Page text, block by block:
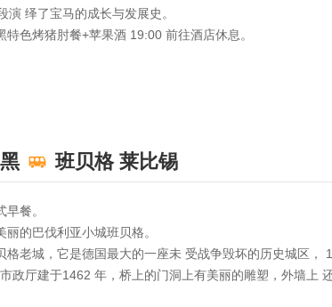
演 绎了宝马的成长与发展史。
特色烤猪肘餐+苹果酒 19:00 前往酒店休息。
班贝格 莱比锡
餐。
的巴伐利亚小城班贝格。
格老城，它是德国最大的一座未 受战争毁坏的历史城区
政厅建于1462 年，桥上的门洞上有美丽的雕塑，外墙上